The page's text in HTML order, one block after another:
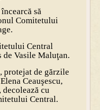
să
Comitetului
Central
de Vasile Maluţan.
protejat de gărzile
Ceauşescu,
cu
Central.